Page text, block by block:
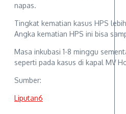
napas.
Tingkat kematian kasus HPS
Angka kematian HPS ini bisa
Masa inkubasi 1-8 minggu
seperti pada kasus di kapal MV
Sumber:
Liputan6